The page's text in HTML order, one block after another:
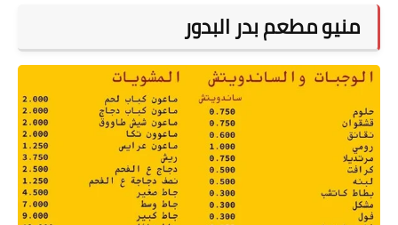
منيو مطعم بدر البدور